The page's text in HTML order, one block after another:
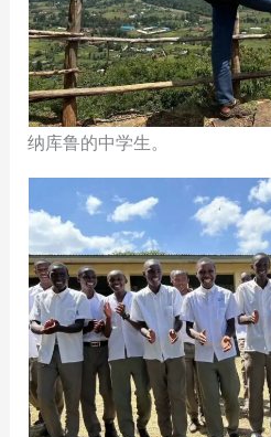
纳库鲁的中学生。